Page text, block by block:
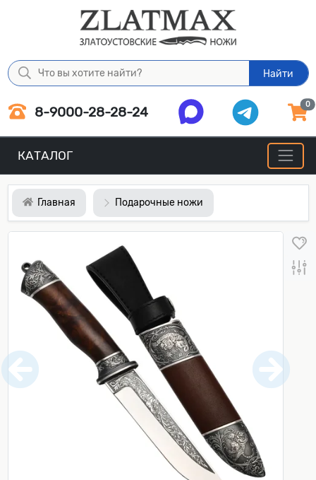
Найти
8-9000-28-28-24 0
КАТАЛОГ
Главная Подарочные ножи